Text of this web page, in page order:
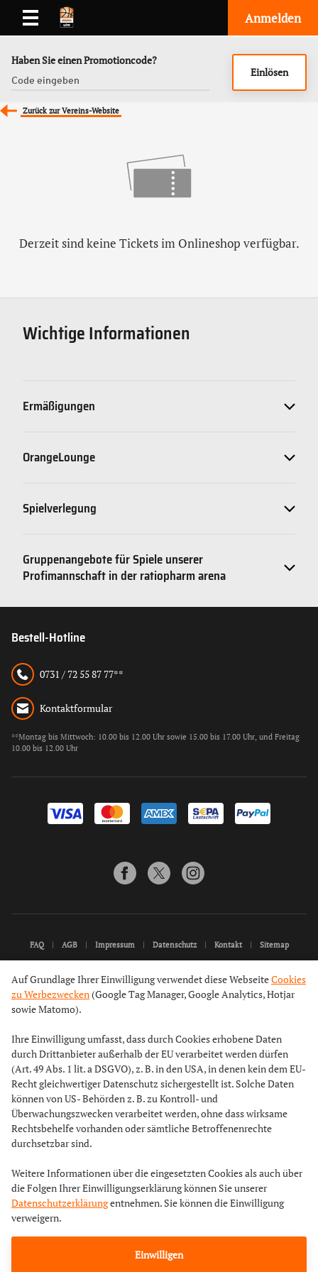
Anmelden
Haben Sie einen Promotioncode?
Einlösen
Zurück zur Vereins-Website
Derzeit sind keine Tickets im Onlineshop verfügbar.
Wichtige Informationen
Ermäßigungen
OrangeLounge
Spielverlegung
Gruppenangebote für Spiele unserer
Profimannschaft in der ratiopharm arena
Bestell-Hotline
0731 / 72 55 87 77**
Kontaktformular
**Montag bis Mittwoch: 10.00 bis 12.00 Uhr sowie 15.00 bis 17.00 Uhr, und Freitag
10.00 bis 12.00 Uhr
FAQ AGB Impressum Datenschutz Kontakt Sitemap
Auf Grundlage Ihrer Einwilligung verwendet diese WebseiteCookies
zu Werbezwecken(Google Tag Manager, Google Analytics, Hotjar
sowie Matomo).
Ihre Einwilligung umfasst, dass durch Cookies erhobene Daten
durch Drittanbieter außerhalb der EU verarbeitet werden dürfen
(Art. 49 Abs. 1 lit. a DSGVO), z. B. in den USA, in denen kein dem EU-
Recht gleichwertiger Datenschutz sichergestellt ist. Solche Daten
können von US- Behörden z. B. zu Kontroll- und
Überwachungszwecken verarbeitet werden, ohne dass wirksame
Rechtsbehelfe vorhanden oder sämtliche Betroffenenrechte
durchsetzbar sind.
Weitere Informationen über die eingesetzten Cookies als auch über
die Folgen Ihrer Einwilligungserklärung können Sie unserer
Datenschutzerklärungentnehmen. Sie können die Einwilligung
verweigern.
Einwilligen